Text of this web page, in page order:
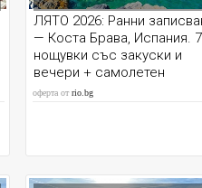
ЛЯТО 2026: Ранни
— Коста Брава, Испания. 7
нощувки със закуски и
вечери + самолетен
транспорт
оферта от rio.bg